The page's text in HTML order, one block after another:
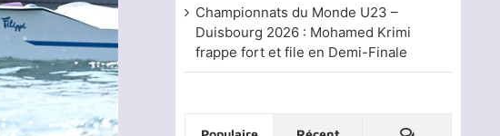
Championnats du Monde U23 –
Duisbourg 2026 : Mohamed Krimi
frappe fort et file en Demi-Finale